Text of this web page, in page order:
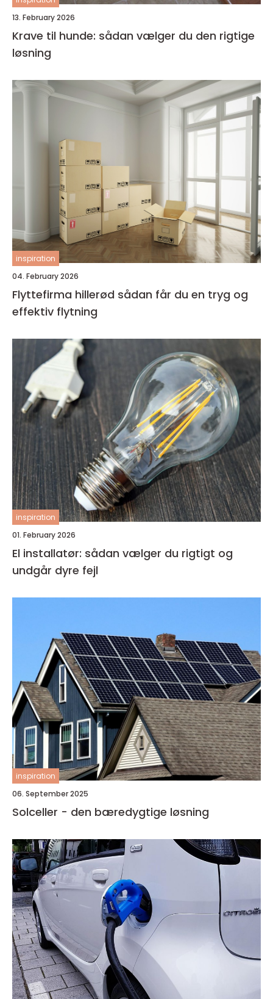
13. February 2026
Krave til hunde: sådan vælger du den rigtige
løsning
inspiration
04. February 2026
Flyttefirma hillerød sådan får du en tryg og
effektiv flytning
inspiration
01. February 2026
El installatør: sådan vælger du rigtigt og
undgår dyre fejl
inspiration
06. September 2025
Solceller - den bæredygtige løsning